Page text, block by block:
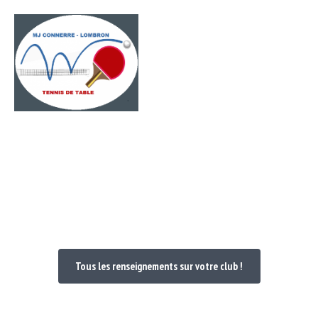
Passer
contenu
Tous les renseignements sur votre club !